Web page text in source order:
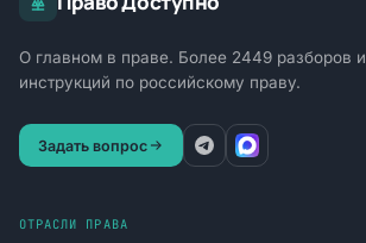
О главном в праве. Более 2449 разборов и
инструкций по российскому праву.
Задать вопрос
ОТРАСЛИ ПРАВА